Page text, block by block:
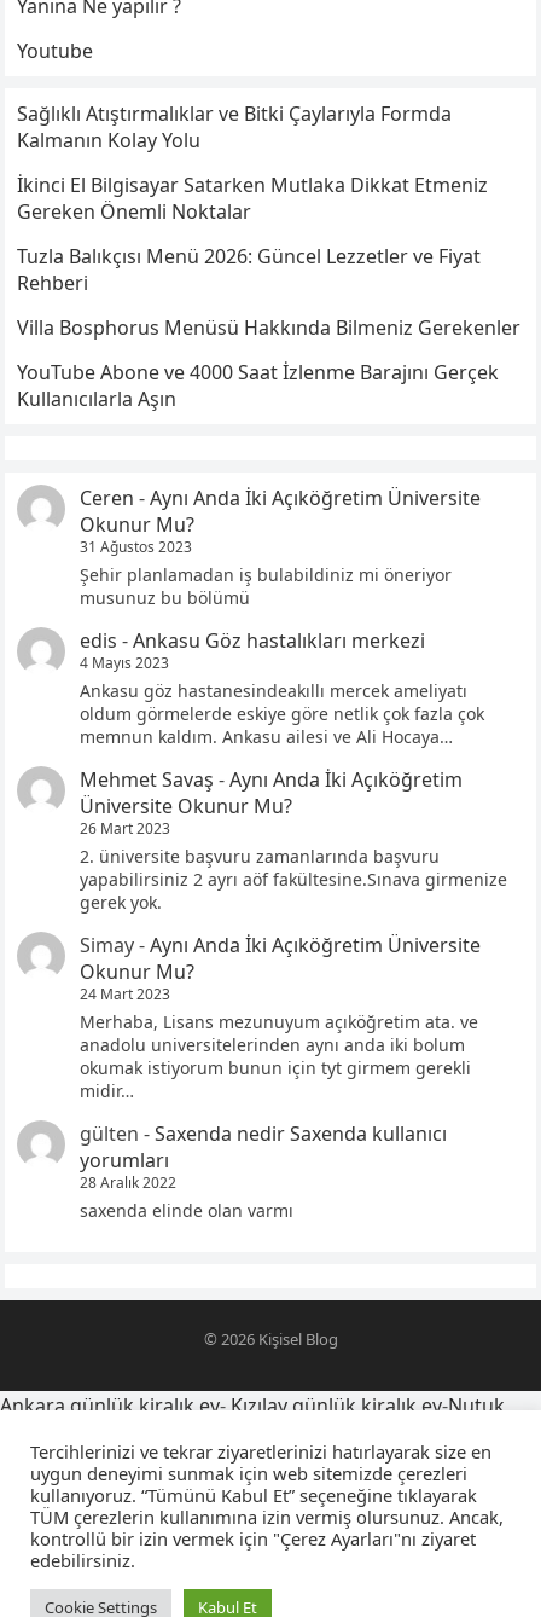
Yanına Ne yapılır ?
Youtube
Sağlıklı Atıştırmalıklar ve Bitki Çaylarıyla Formda
Kalmanın Kolay Yolu
İkinci El Bilgisayar Satarken Mutlaka Dikkat Etmeniz
Gereken Önemli Noktalar
Tuzla Balıkçısı Menü 2026: Güncel Lezzetler ve Fiyat
Rehberi
Villa Bosphorus Menüsü Hakkında Bilmeniz Gerekenler
YouTube Abone ve 4000 Saat İzlenme Barajını Gerçek
Kullanıcılarla Aşın
Ceren -Aynı Anda İki Açıköğretim Üniversite
Okunur Mu?
31 Ağustos 2023
Şehir planlamadan iş bulabildiniz mi öneriyor
musunuz bu bölümü
edis -Ankasu Göz hastalıkları merkezi
4 Mayıs 2023
Ankasu göz hastanesindeakıllı mercek ameliyatı
oldum görmelerde eskiye göre netlik çok fazla çok
memnun kaldım. Ankasu ailesi ve Ali Hocaya…
Mehmet Savaş -Aynı Anda İki Açıköğretim
Üniversite Okunur Mu?
26 Mart 2023
2. üniversite başvuru zamanlarında başvuru
yapabilirsiniz 2 ayrı aöf fakültesine.Sınava girmenize
gerek yok.
Simay-Aynı Anda İki Açıköğretim Üniversite
Okunur Mu?
24 Mart 2023
Merhaba, Lisans mezunuyum açıköğretim ata. ve
anadolu universitelerinden aynı anda iki bolum
okumak istiyorum bunun için tyt girmem gerekli
midir…
gülten -Saxenda nedir Saxenda kullanıcı
yorumları
28 Aralık 2022
saxenda elinde olan varmı
© 2026 Kişisel Blog
Tercihlerinizi ve tekrar ziyaretlerinizi hatırlayarak size en
uygun deneyimi sunmak için web sitemizde çerezleri
kullanıyoruz. “Tümünü Kabul Et” seçeneğine tıklayarak
TÜM çerezlerin kullanımına izin vermiş olursunuz. Ancak,
kontrollü bir izin vermek için "Çerez Ayarları"nı ziyaret
edebilirsiniz.
Cookie Settings Kabul Et
Ankara günlük kiralık ev- Kızılay günlük kiralık ev-Nutuk
yegensozleri.net-Latince yazı dövmeleri ve anlamları-
sevgiliyi farsça telefona kaydetme isimleri-falcıya sorulacak
sorular-amca yeğen sözleri- kuzeni telefona kaydetme
isimleri-osmanlıca sevgiliyi telefona kaydetme isimleri
KonyaKonya Nöbetçi Eczaneler